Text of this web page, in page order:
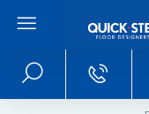
Главное меню